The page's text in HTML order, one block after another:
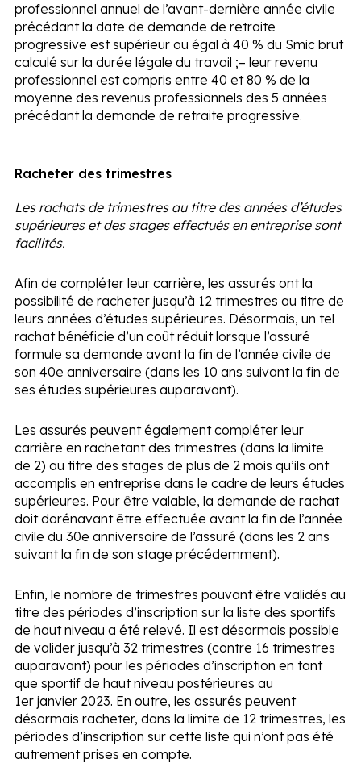
professionnel annuel de l’avant-dernière année civile
précédant la date de demande de retraite
progressive est supérieur ou égal à 40 % du Smic brut
calculé sur la durée légale du travail ;– leur revenu
professionnel est compris entre 40 et 80 % de la
moyenne des revenus professionnels des 5 années
précédant la demande de retraite progressive.
Racheter des trimestres
Les rachats de trimestres au titre des années d’études
supérieures et des stages effectués en entreprise sont
facilités.
Afin de compléter leur carrière, les assurés ont la
possibilité de racheter jusqu’à 12 trimestres au titre de
leurs années d’études supérieures. Désormais, un tel
rachat bénéficie d’un coût réduit lorsque l’assuré
formule sa demande avant la fin de l’année civile de
son 40e anniversaire (dans les 10 ans suivant la fin de
ses études supérieures auparavant).
Les assurés peuvent également compléter leur
carrière en rachetant des trimestres (dans la limite
de 2) au titre des stages de plus de 2 mois qu’ils ont
accomplis en entreprise dans le cadre de leurs études
supérieures. Pour être valable, la demande de rachat
doit dorénavant être effectuée avant la fin de l’année
civile du 30e anniversaire de l’assuré (dans les 2 ans
suivant la fin de son stage précédemment).
Enfin, le nombre de trimestres pouvant être validés au
titre des périodes d’inscription sur la liste des sportifs
de haut niveau a été relevé. Il est désormais possible
de valider jusqu’à 32 trimestres (contre 16 trimestres
auparavant) pour les périodes d’inscription en tant
que sportif de haut niveau postérieures au
1er janvier 2023. En outre, les assurés peuvent
désormais racheter, dans la limite de 12 trimestres, les
périodes d’inscription sur cette liste qui n’ont pas été
autrement prises en compte.